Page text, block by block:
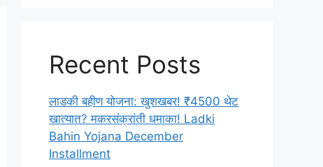
Recent Posts
लाडकी बहीण योजना: खुशखबर! ₹4500 थेट
खात्यात? मकरसंक्रांती धमाका! Ladki
Bahin Yojana December
Installment